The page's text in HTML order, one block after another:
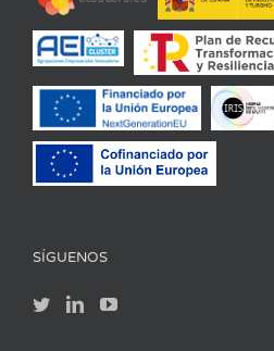
SÍGUENOS